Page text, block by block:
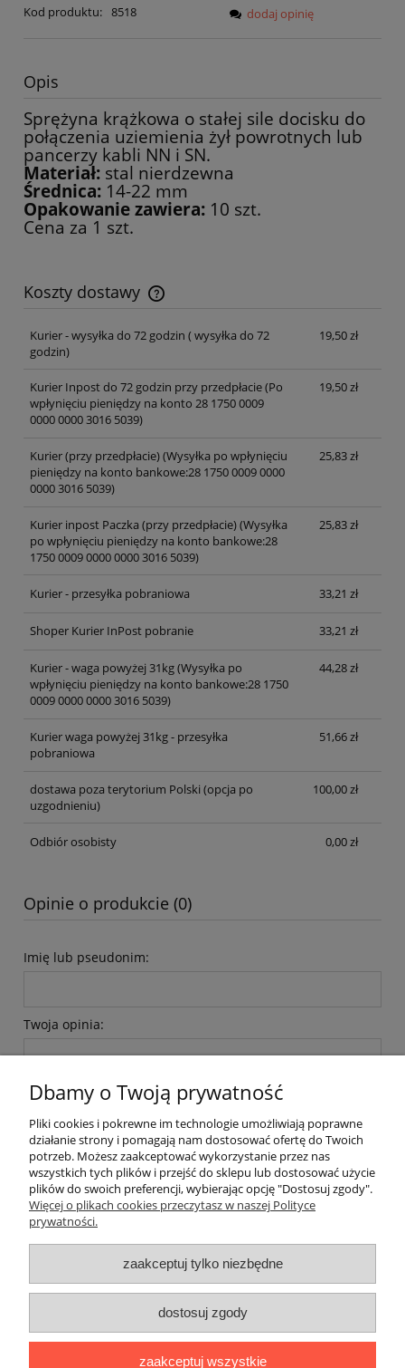
Kod produktu: 8518
dodaj opinię
Opis
Sprężyna krążkowa o stałej sile docisku do
połączenia uziemienia żył powrotnych lub
pancerzy kabli NN i SN.
Materiał: stal nierdzewna
Średnica: 14-22 mm
Opakowanie zawiera: 10 szt.
Cena za 1 szt.
Koszty dostawy
Cena nie zawiera ewentualnych kosztów płatności
Kurier - wysyłka do 72 godzin ( wysyłka do 72
godzin)
19,50 zł
Kurier Inpost do 72 godzin przy przedpłacie(Po
wpłynięciu pieniędzy na konto 28 1750 0009
0000 0000 3016 5039)
19,50 zł
Kurier (przy przedpłacie)(Wysyłka po wpłynięciu
pieniędzy na konto bankowe:28 1750 0009 0000
0000 3016 5039)
25,83 zł
Kurier inpost Paczka (przy przedpłacie)(Wysyłka
po wpłynięciu pieniędzy na konto bankowe:28
1750 0009 0000 0000 3016 5039)
25,83 zł
Kurier - przesyłka pobraniowa 33,21 zł
Shoper Kurier InPost pobranie 33,21 zł
Kurier - waga powyżej 31kg(Wysyłka po
wpłynięciu pieniędzy na konto bankowe:28 1750
0009 0000 0000 3016 5039)
44,28 zł
Kurier waga powyżej 31kg - przesyłka
pobraniowa
51,66 zł
dostawa poza terytorium Polski (opcja po
uzgodnieniu)
100,00 zł
Odbiór osobisty 0,00 zł
Opinie o produkcie (0)
Imię lub pseudonim:
Twoja opinia:
Inteligentny dom ( POCKET HOME )
Promocje i transport gratis
Automatyka NOVATEK
Polityka prywatności
Zwroty i reklamacje
Dbamy o Twoją prywatność
Pliki cookies i pokrewne im technologie umożliwiają poprawne
działanie strony i pomagają nam dostosować ofertę do Twoich
potrzeb. Możesz zaakceptować wykorzystanie przez nas
wszystkich tych plików i przejść do sklepu lub dostosować użycie
plików do swoich preferencji, wybierając opcję "Dostosuj zgody".
Więcej o plikach cookies przeczytasz w naszej Polityce
prywatności.
zaakceptuj tylko niezbędne
dostosuj zgody
zaakceptuj wszystkie